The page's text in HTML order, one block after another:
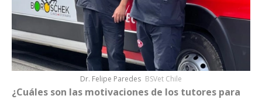
Dr. Felipe Paredes BSVet Chile
¿Cuáles son las motivaciones de los tutores para